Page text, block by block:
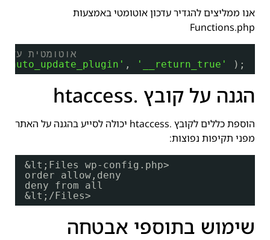
אנו ממליצים להגדיר עדכון אוטומטי באמצעות
Functions.php
// אוטומטית
'auto_update_plugin' , '__return_true' );
הגנה על קובץ .htaccess
הוספת כללים לקובץ .htaccess יכולה לסייע בהגנה על האתר
מפני תקיפות נפוצות:
&lt;Files wp-config.php>
order allow,deny
deny from all
&lt;/Files>
שימוש בתוספי אבטחה